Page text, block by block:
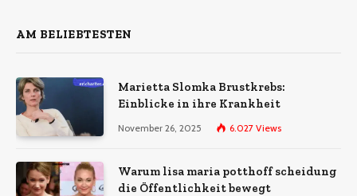
AM BELIEBTESTEN
Marietta Slomka Brustkrebs:
Einblicke in ihre Krankheit
November 26, 2025 6.027 Views
Warum lisa maria potthoff scheidung
die Öffentlichkeit bewegt